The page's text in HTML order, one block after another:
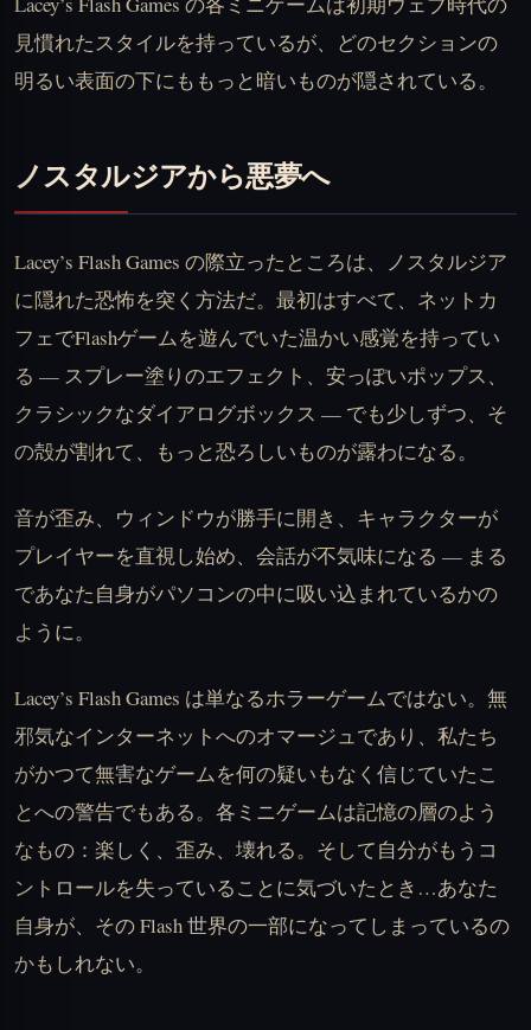
見慣れたスタイルを持っているが、どのセクションの
明るい表面の下にももっと暗いものが隠されている。
ノスタルジアから悪夢へ
Lacey’s Flash Games の際立ったところは、ノスタルジア
に隠れた恐怖を突く方法だ。最初はすべて、ネットカ
フェでFlashゲームを遊んでいた温かい感覚を持ってい
る — スプレー塗りのエフェクト、安っぽいポップス、
クラシックなダイアログボックス — でも少しずつ、そ
の殻が割れて、もっと恐ろしいものが露わになる。
音が歪み、ウィンドウが勝手に開き、キャラクターが
プレイヤーを直視し始め、会話が不気味になる — まる
であなた自身がパソコンの中に吸い込まれているかの
ように。
Lacey’s Flash Games は単なるホラーゲームではない。無
邪気なインターネットへのオマージュであり、私たち
がかつて無害なゲームを何の疑いもなく信じていたこ
とへの警告でもある。各ミニゲームは記憶の層のよう
なもの：楽しく、歪み、壊れる。そして自分がもうコ
ントロールを失っていることに気づいたとき…あなた
自身が、その Flash 世界の一部になってしまっているの
かもしれない。